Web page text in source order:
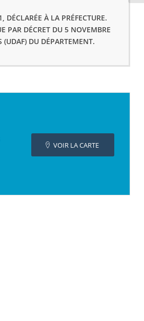
DÉCLARÉE À LA PRÉFECTURE.
PAR DÉCRET DU 5 NOVEMBRE
(UDAF) DU DÉPARTEMENT.
VOIR LA CARTE